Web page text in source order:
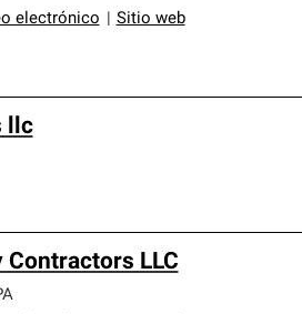
electrónico Sitio web
llc
Contractors LLC